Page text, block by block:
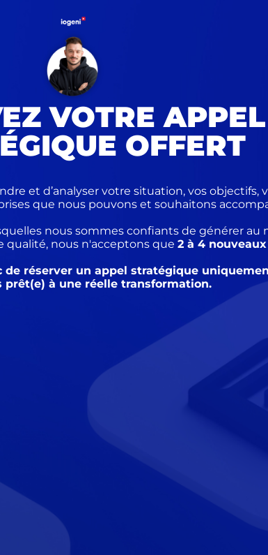
VOTRE APPEL
OFFERT
et d’analyser votre situation, vos objectifs,
que nous pouvons et souhaitons
nous sommes confiants de générer au
qualité, nous n'acceptons que 2 à 4
de réserver un appel stratégique
prêt(e) à une réelle transformation.